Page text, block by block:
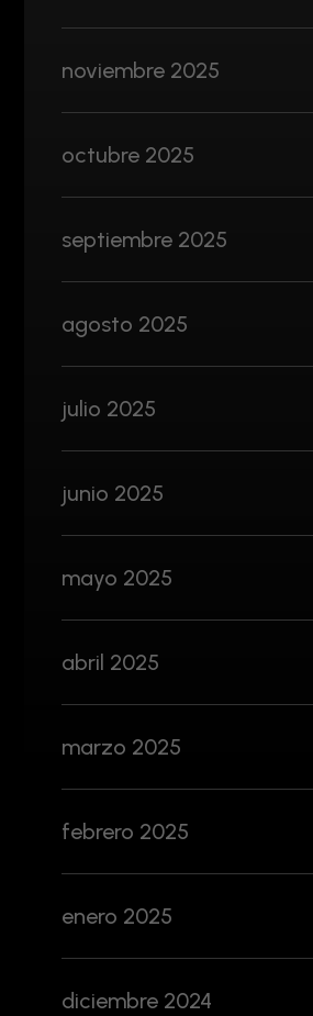
noviembre 2025
octubre 2025
septiembre 2025
agosto 2025
julio 2025
junio 2025
mayo 2025
abril 2025
marzo 2025
febrero 2025
enero 2025
diciembre 2024